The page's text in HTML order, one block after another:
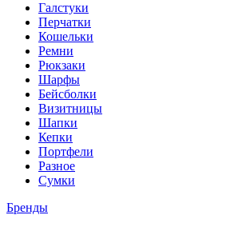
Галстуки
Перчатки
Кошельки
Ремни
Рюкзаки
Шарфы
Бейсболки
Визитницы
Шапки
Кепки
Портфели
Разное
Сумки
Бренды